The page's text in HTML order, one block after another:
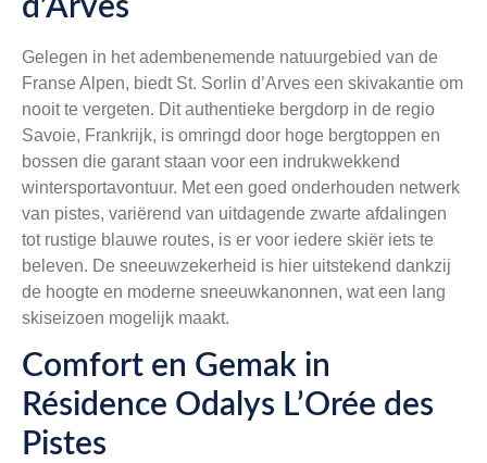
d’Arves
Gelegen in het adembenemende natuurgebied van de
Franse Alpen, biedt St. Sorlin d’Arves een skivakantie om
nooit te vergeten. Dit authentieke bergdorp in de regio
Savoie, Frankrijk, is omringd door hoge bergtoppen en
bossen die garant staan voor een indrukwekkend
wintersportavontuur. Met een goed onderhouden netwerk
van pistes, variërend van uitdagende zwarte afdalingen
tot rustige blauwe routes, is er voor iedere skiër iets te
beleven. De sneeuwzekerheid is hier uitstekend dankzij
de hoogte en moderne sneeuwkanonnen, wat een lang
skiseizoen mogelijk maakt.
Comfort en Gemak in
Résidence Odalys L’Orée des
Pistes